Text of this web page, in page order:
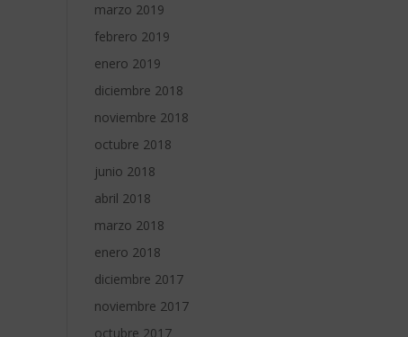
marzo 2019
febrero 2019
enero 2019
diciembre 2018
noviembre 2018
octubre 2018
junio 2018
abril 2018
marzo 2018
enero 2018
diciembre 2017
noviembre 2017
octubre 2017